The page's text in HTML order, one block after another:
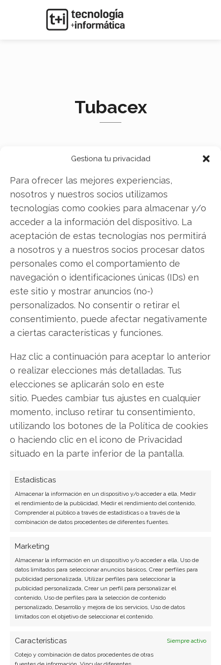
Gestiona tu privacidad
Para ofrecer las mejores experiencias,
nosotros y nuestros socios utilizamos
tecnologías como cookies para almacenar y/o
acceder a la información del dispositivo. La
aceptación de estas tecnologías nos permitirá
a nosotros y a nuestros socios procesar datos
personales como el comportamiento de
navegación o identificaciones únicas (IDs) en
este sitio y mostrar anuncios (no-)
personalizados. No consentir o retirar el
consentimiento, puede afectar negativamente
a ciertas características y funciones.
Haz clic a continuación para aceptar lo anterior
o realizar elecciones más detalladas. Tus
elecciones se aplicarán solo en este
sitio. Puedes cambiar tus ajustes en cualquier
momento, incluso retirar tu consentimiento,
utilizando los botones de la Política de cookies
o haciendo clic en el icono de Privacidad
situado en la parte inferior de la pantalla.
Estadísticas
Almacenar la información en un dispositivo y/o acceder a ella, Medir
el rendimiento de la publicidad, Medir el rendimiento del contenido,
Comprender al público a través de estadísticas o a través de la
combinación de datos procedentes de diferentes fuentes.
Marketing
Almacenar la información en un dispositivo y/o acceder a ella, Uso de
datos limitados para seleccionar anuncios básicos, Crear perfiles para
publicidad personalizada, Utilizar perfiles para seleccionar la
publicidad personalizada, Crear un perfil para personalizar el
contenido, Uso de perfiles para la selección de contenido
personalizado, Desarrollo y mejora de los servicios, Uso de datos
limitados con el objetivo de seleccionar el contenido.
Características
Siempre activo
Cotejo y combinación de datos procedentes de otras
Tubacex
Tubacex: El motor noruego
que impulsa su cotización
La cotización de Tubacex recibe un impulso
significativo desde Escandinavia. El grupo
especializado en tubos de alta aleación celebra un
hito operativo clave: su filial noruega, TSS Norway
AS, cumple cinco años consolidada como centro
neurálgico para el lucrativo mercado del Mar del
tecnológica que impulsa su
valor en el mercado
energético
alcanzar un hito estratégico en el sector
energético mediante una innovadora solución de
conexión tubular. Este avance, producido en
colaboración con uno de los principales actores
petroleros globales, podría representar el
catalizador que su cotización esperaba para ganar
impulso. Perspectivas financieras y posición…